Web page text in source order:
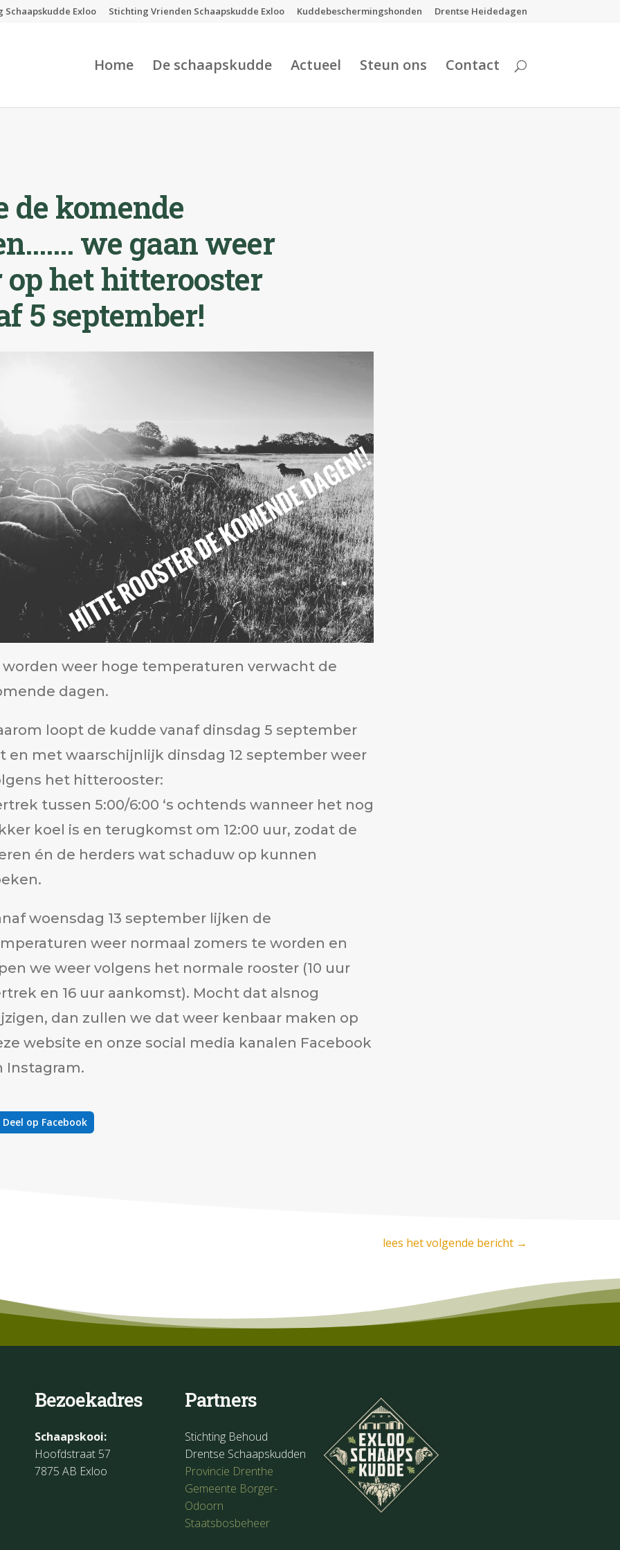
Schaapskudde Exloo Stichting Vrienden Schaapskudde Exloo Kuddebeschermingshonden Drentse Heidedagen
Home De schaapskudde Actueel Steun ons Contact
de komende
we gaan weer
op het hitterooster
5 september!
worden weer hoge temperaturen verwacht de
dagen.
loopt de kudde vanaf dinsdag 5 september
en met waarschijnlijk dinsdag 12 september weer
het hitterooster:
tussen 5:00/6:00 ‘s ochtends wanneer het nog
koel is en terugkomst om 12:00 uur, zodat de
én de herders wat schaduw op kunnen
woensdag 13 september lijken de
weer normaal zomers te worden en
we weer volgens het normale rooster (10 uur
en 16 uur aankomst). Mocht dat alsnog
dan zullen we dat weer kenbaar maken op
website en onze social media kanalen Facebook
Instagram.
Deel op Facebook
lees het volgende bericht→
Bezoekadres
Schaapskooi:
Hoofdstraat 57
7875 AB Exloo
Partners
Stichting Behoud
Drentse Schaapskudden
Provincie Drenthe
Gemeente Borger-
Odoorn
Staatsbosbeheer